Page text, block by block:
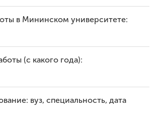
в Мининском университете:
(с какого года):
вуз, специальность, дата